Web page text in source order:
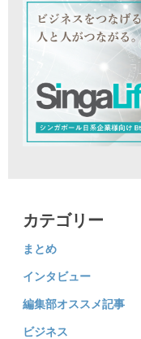
カテゴリー
まとめ
インタビュー
編集部オススメ記事
ビジネス